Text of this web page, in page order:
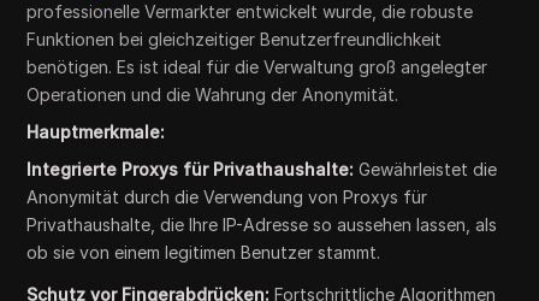
professionelle Vermarkter entwickelt wurde, die robuste
Funktionen bei gleichzeitiger Benutzerfreundlichkeit
benötigen. Es ist ideal für die Verwaltung groß angelegter
Operationen und die Wahrung der Anonymität.
Hauptmerkmale:
Integrierte Proxys für Privathaushalte: Gewährleistet die
Anonymität durch die Verwendung von Proxys für
Privathaushalte, die Ihre IP-Adresse so aussehen lassen, als
ob sie von einem legitimen Benutzer stammt.
Schutz vor Fingerabdrücken: Fortschrittliche Algorithmen